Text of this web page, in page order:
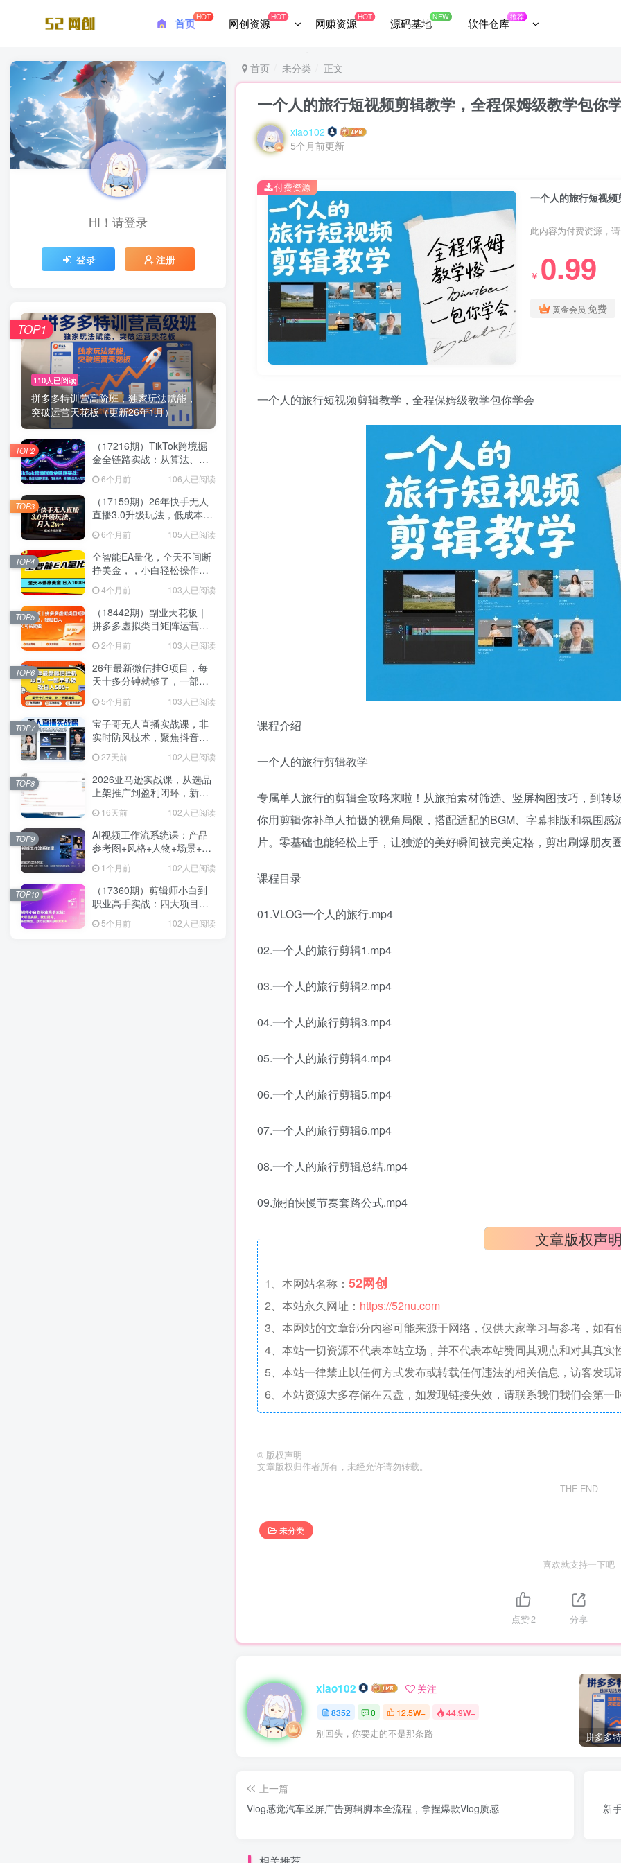
首页HOT 网创资源HOT 网赚资源HOT 源码基地NEW 软件仓库推荐
首页 未分类 正文
一个人的旅行短视频剪辑教学，全程保姆级教学包你
xiao102
5个月前更新
一个人的旅行短视
此内容为付费资源，
￥ 0.99
黄金会员 免费
付费资源
一个人的旅行短视频剪辑教学，全程保姆级教学包你学会
课程介绍
一个人的旅行剪辑教学
专属单人旅行的剪辑全攻略来啦！从旅拍素材筛选、竖屏构图技巧，到
你用剪辑弥补单人拍摄的视角局限，搭配适配的BGM、字幕排版和氛围
片。零基础也能轻松上手，让独游的美好瞬间被完美定格，剪出刷爆朋友
课程目录
01.VLOG一个人的旅行.mp4
02.一个人的旅行剪辑1.mp4
03.一个人的旅行剪辑2.mp4
04.一个人的旅行剪辑3.mp4
05.一个人的旅行剪辑4.mp4
06.一个人的旅行剪辑5.mp4
07.一个人的旅行剪辑6.mp4
08.一个人的旅行剪辑总结.mp4
09.旅拍快慢节奏套路公式.mp4
文章版权声
1、本网站名称： 52网创
2、本站永久网址： https://52nu.com
3、本网站的文章部分内容可能来源于网络，仅供大家学习与参考，如
4、本站一切资源不代表本站立场，并不代表本站赞同其观点和对其真实
5、本站一律禁止以任何方式发布或转载任何违法的相关信息，访客发现
6、本站资源大多存储在云盘，如发现链接失效，请联系我们我们会第一
© 版权声明
文章版权归作者所有，未经允许请勿转载。
THE END
未分类
喜欢就支持一下吧
点赞2 分享
xiao102 关注
8352 0 12.5W+ 44.9W+
别回头，你要走的不是那条路
上一篇
Vlog感觉汽车竖屏广告剪辑脚本全流程，拿捏爆款Vlog质感
新
HI！请登录
登录 注册
110人已阅读
拼多多特训营高阶班，独家玩法赋能，
突破运营天花板（更新26年1月）
TOP1
（17216期）TikTok跨境掘
金全链路实战：从算法、选
品到团队管理，打通闭环，
实现稳定月入万刀
6个月前 106人已阅读
TOP2
（17159期）26年快手无人
直播3.0升级玩法，低成本高
回报，月入2w+
6个月前 105人已阅读
TOP3
全智能EA量化，全天不间断
挣美金，，小白轻松操作，
日入1000+
4个月前 103人已阅读
TOP4
（18442期）副业天花板｜
拼多多虚拟类目矩阵运营全
攻略，轻松日入 1K 可长期
做2个月前 103人已阅读
TOP5
26年最新微信挂G项目，每
天十多分钟就够了，一部手
5个月前 103人已阅读
TOP6
宝子哥无人直播实战课，非
实时防风技术，聚焦抖音快
启直播变现之路（更新2026
年07月11日）
27天前 102人已阅读
TOP7
2026亚马逊实战课，从选品
上架推广到盈利闭环，新手
16天前 102人已阅读
TOP8
AI视频工作流系统课：产品
参考图+风格+人物+场景+分
统，稳定产出高质量视频
1个月前 102人已阅读
TOP9
（17360期）剪辑师小白到
职业高手实战：四大项目实
型，助力实现月薪8000+
5个月前 102人已阅读
TOP10